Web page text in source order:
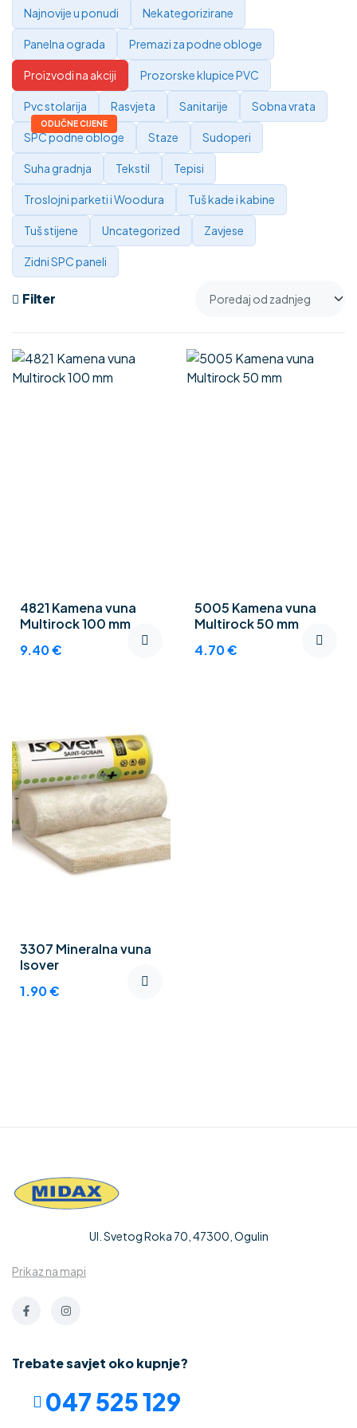
Najnovije u ponudi Nekategorizirane
Panelna ograda Premazi za podne obloge
Proizvodi na akciji Prozorske klupice PVC
Pvc stolarija Rasvjeta Sanitarije Sobna vrata
SPC podne obloge Staze Sudoperi
Suha gradnja Tekstil Tepisi
Troslojni parketi i Woodura Tuš kade i kabine
Tuš stijene Uncategorized Zavjese
Zidni SPC paneli
Filter
4821 Kamena vuna
Multirock 100 mm
9.40€
5005 Kamena vuna
Multirock 50 mm
4.70€
3307 Mineralna vuna
Isover
1.90€
Ul. Svetog Roka 70, 47300, Ogulin
Prikaz na mapi
Trebate savjet oko kupnje?
047 525 129